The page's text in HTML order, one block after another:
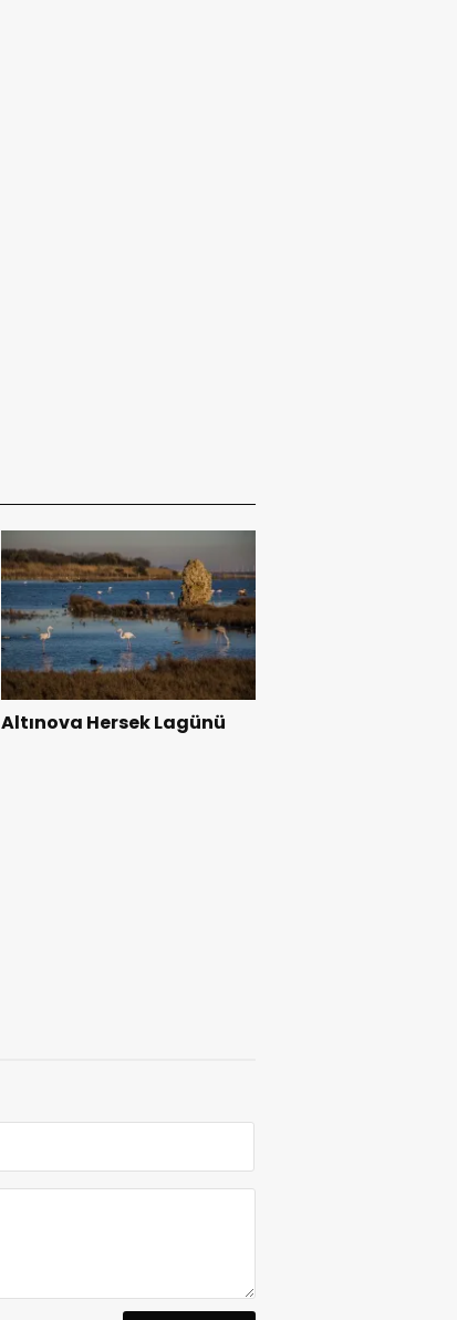
Altınova Hersek Lagünü